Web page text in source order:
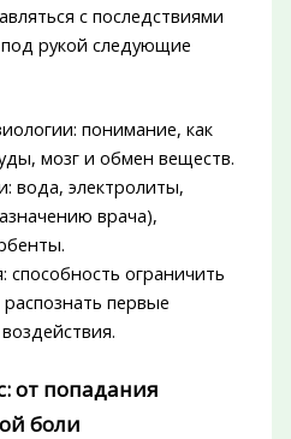
с последствиями
рукой следующие
понимание, как
мозг и обмен веществ.
вода, электролиты,
врача),
ограничить
первые
от попадания
боли